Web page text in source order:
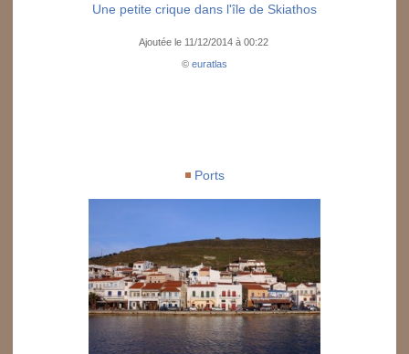
Une petite crique dans l'île de Skiathos
Ajoutée le 11/12/2014 à 00:22
© euratlas
Ports